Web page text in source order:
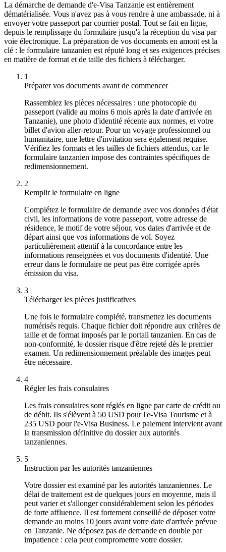
La démarche de demande d'e-Visa Tanzanie est entièrement
dématérialisée. Vous n'avez pas à vous rendre à une ambassade, ni à
envoyer votre passeport par courrier postal. Tout se fait en ligne,
depuis le remplissage du formulaire jusqu'à la réception du visa par
voie électronique. La préparation de vos documents en amont est la
clé : le formulaire tanzanien est réputé long et ses exigences précises
en matière de format et de taille des fichiers à télécharger.
1
Préparer vos documents avant de commencer
Rassemblez les pièces nécessaires : une photocopie du
passeport (valide au moins 6 mois après la date d'arrivée en
Tanzanie), une photo d'identité récente aux normes, et votre
billet d'avion aller-retour. Pour un voyage professionnel ou
humanitaire, une lettre d'invitation sera également requise.
Vérifiez les formats et les tailles de fichiers attendus, car le
formulaire tanzanien impose des contraintes spécifiques de
redimensionnement.
2
Remplir le formulaire en ligne
Complétez le formulaire de demande avec vos données d'état
civil, les informations de votre passeport, votre adresse de
résidence, le motif de votre séjour, vos dates d'arrivée et de
départ ainsi que vos informations de vol. Soyez
particulièrement attentif à la concordance entre les
informations renseignées et vos documents d'identité. Une
erreur dans le formulaire ne peut pas être corrigée après
émission du visa.
3
Télécharger les pièces justificatives
Une fois le formulaire complété, transmettez les documents
numérisés requis. Chaque fichier doit répondre aux critères de
taille et de format imposés par le portail tanzanien. En cas de
non-conformité, le dossier risque d'être rejeté dès le premier
examen. Un redimensionnement préalable des images peut
être nécessaire.
4
Régler les frais consulaires
Les frais consulaires sont réglés en ligne par carte de crédit ou
de débit. Ils s'élèvent à 50 USD pour l'e-Visa Tourisme et à
235 USD pour l'e-Visa Business. Le paiement intervient avant
la transmission définitive du dossier aux autorités
tanzaniennes.
5
Instruction par les autorités tanzaniennes
Votre dossier est examiné par les autorités tanzaniennes. Le
délai de traitement est de quelques jours en moyenne, mais il
peut varier et s'allonger considérablement selon les périodes
de forte affluence. Il est fortement conseillé de déposer votre
demande au moins 10 jours avant votre date d'arrivée prévue
en Tanzanie. Ne déposez pas de demande en double par
impatience : cela peut compromettre votre dossier.